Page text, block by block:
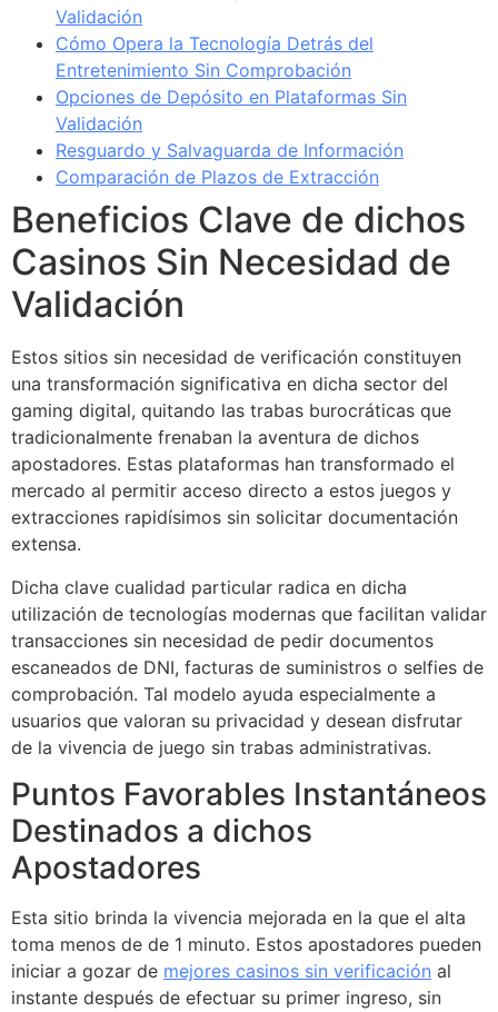
Validación
Cómo Opera la Tecnología Detrás del
Entretenimiento Sin Comprobación
Opciones de Depósito en Plataformas Sin
Validación
Resguardo y Salvaguarda de Información
Comparación de Plazos de Extracción
Beneficios Clave de dichos
Casinos Sin Necesidad de
Validación
Estos sitios sin necesidad de verificación constituyen
una transformación significativa en dicha sector del
gaming digital, quitando las trabas burocráticas que
tradicionalmente frenaban la aventura de dichos
apostadores. Estas plataformas han transformado el
mercado al permitir acceso directo a estos juegos y
extracciones rapidísimos sin solicitar documentación
extensa.
Dicha clave cualidad particular radica en dicha
utilización de tecnologías modernas que facilitan validar
transacciones sin necesidad de pedir documentos
escaneados de DNI, facturas de suministros o selfies de
comprobación. Tal modelo ayuda especialmente a
usuarios que valoran su privacidad y desean disfrutar
de la vivencia de juego sin trabas administrativas.
Puntos Favorables Instantáneos
Destinados a dichos
Apostadores
Esta sitio brinda la vivencia mejorada en la que el alta
toma menos de de 1 minuto. Estos apostadores pueden
iniciar a gozar de mejores casinos sin verificación al
instante después de efectuar su primer ingreso, sin